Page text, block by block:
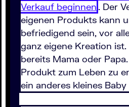
Verkauf beginnen . Der
eigenen Produkts kann
befriedigend sein, vor
ganz eigene Kreation
bereits Mama oder
Produkt zum Leben zu
ein anderes kleines Baby